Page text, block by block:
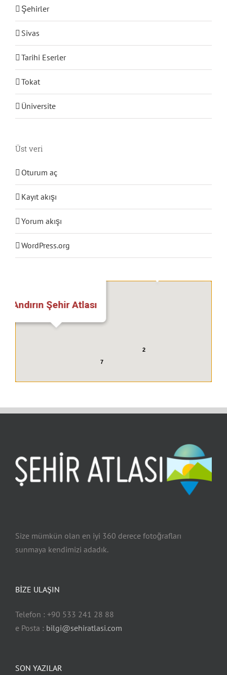
Şehirler
Sivas
Tarihi Eserler
Tokat
Üniversite
Üst veri
Oturum aç
Kayıt akışı
Yorum akışı
WordPress.org
2
7
Reyhanlı
Andırın Şehir Atlası
Göksun Şehir Atlası
Nurhak Şehir Atlası
Size mümkün olan en iyi 360 derece fotoğrafları
sunmaya kendimizi adadık.
SON YAZILAR
BİZE ULAŞIN
Telefon : +90 533 241 28 88
e Posta : bilgi@sehiratlasi.com